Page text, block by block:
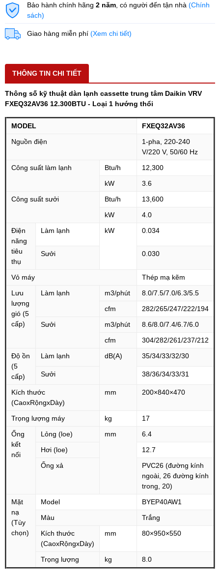
Bảo hành chính hãng 2 năm , có người đến tận nhà (Chính
sách)
Giao hàng miễn phí (Xem chi tiết)
THÔNG TIN CHI TIẾT
Thông số kỹ thuật dàn lạnh cassette trung tâm Daikin VRV
FXEQ32AV36 12.300BTU - Loại 1 hướng thổi
MODEL
FXEQ32AV36
Nguồn điện
1-pha, 220-240
V/220 V, 50/60 Hz
Công suất làm lạnh
Btu/h
12,300
kW
3.6
Công suất sưởi
Btu/h
13,600
kW
4.0
Điện
năng
tiêu
thụ
Làm lạnh kW 0.034
Sưởi 0.030
Vỏ máy
Thép mạ kẽm
Lưu
lượng
gió (5
cấp)
Làm lạnh m3/phút
8.0/7.5/7.0/6.3/5.5
cfm
282/265/247/222/194
Sưởi
m3/phút
8.6/8.0/7.4/6.7/6.0
cfm
304/282/261/237/212
Độ ồn
(5
cấp)
Làm lạnh dB(A) 35/34/33/32/30
Sưởi 38/36/34/33/31
Kích thước
(CaoxRộngxDày)
mm 200×840×470
Trọng lượng máy kg
17
Ống
kết
nối
Lỏng (loe) mm
6.4
Hơi (loe)
12.7
Ống xả
PVC26 (đường kính
ngoài, 26 đường kính
trong, 20)
Mặt
nạ
(Tùy
chọn)
Model
BYEP40AW1
Màu
Trắng
Kích thước
(CaoxRộngxDày)
mm 80×950×550
Trọng lượng kg 8.0